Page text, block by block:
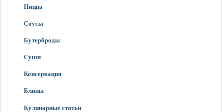
Пицца
Соусы
Бутерброды
Суши
Консервация
Блины
Кулинарные статьи